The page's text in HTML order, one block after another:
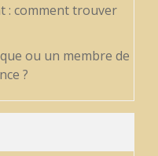
: comment trouver
ou un membre de
?